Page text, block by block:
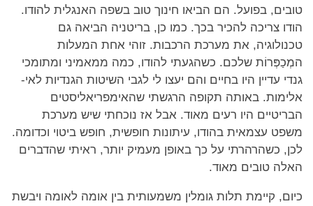
טובים, בפועל. הם הביאו חינוך טוב בשפה האנגלית להודו.
הודו צריכה להכיר בכך. כמו כן, בריטניה הביאה גם
טכנולוגיה, את מערכת הרכבות. זוהי אחת המעלות
המְכַפְּרוֹת שלכם. כשהגעתי להודו, כמה ממאמיני ומתומכי
גנדי עדיין היו בחיים והם יעצו לי לגבי השיטות הגנדיות לאי-
אלימות. באותה תקופה הרגשתי שהאימפריאליסטים
הבריטיים היו רעים מאוד. אבל אז נוכחתי שיש מערכת
משפט עצמאית בהודו, עיתונות חופשית, חופש ביטוי וכדומה.
לכן, כשהרהרתי על כך באופן מעמיק יותר, ראיתי שהדברים
האלה טובים מאוד.
כיום, קיימת תלות גומלין משמעותית בין אומה לאומה ויבשת